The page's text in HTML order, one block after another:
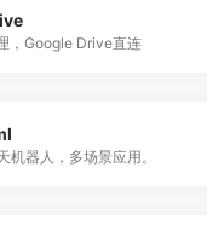
，Google Drive直连
机器人，多场景应用。